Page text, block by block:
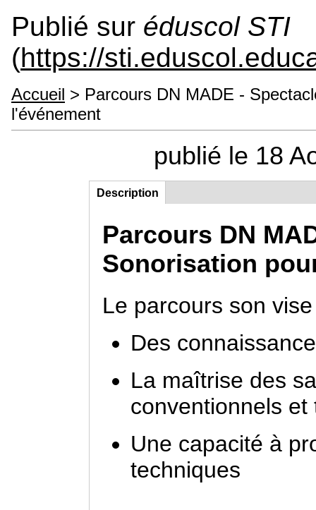
Publié sur éduscol STI
(https://
Accueil > Parcours DN MADE -
l'événement
publié le 18
Contenu principal
Description
actif)
Parcours DN
Sonorisation
Le parcours son
Des
La maîtrise des
conventionnels
Une capacité à
techniques